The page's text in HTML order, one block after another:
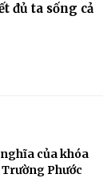
đủ ta sống cả
của khóa
Phước